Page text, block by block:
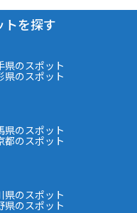
トを探す
県のスポット
県のスポット
県のスポット
都のスポット
県のスポット
県のスポット